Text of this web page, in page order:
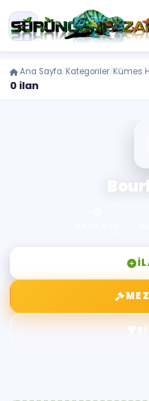
Ana Sayfa Kategoriler Kümes
0 ilan